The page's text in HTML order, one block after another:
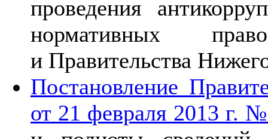
проведения
нормативных
и Правительства
Постановление
от 21 февраля 2013 г.